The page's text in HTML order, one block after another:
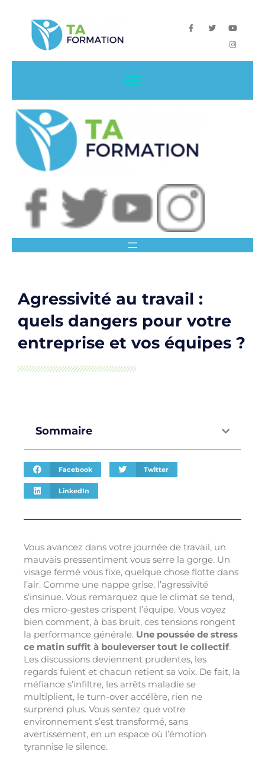
Agressivité au travail :
quels dangers pour votre
entreprise et vos équipes ?
Sommaire
Facebook Twitter
LinkedIn
Vous avancez dans votre journée de travail, un
mauvais pressentiment vous serre la gorge. Un
visage fermé vous fixe, quelque chose flotte dans
l’air. Comme une nappe grise, l’agressivité
s’insinue. Vous remarquez que le climat se tend,
des micro-gestes crispent l’équipe. Vous voyez
bien comment, à bas bruit, ces tensions rongent
la performance générale. Une poussée de stress
ce matin suffit à bouleverser tout le collectif.
Les discussions deviennent prudentes, les
regards fuient et chacun retient sa voix. De fait, la
méfiance s’infiltre, les arrêts maladie se
multiplient, le turn-over accélère, rien ne
surprend plus. Vous sentez que votre
environnement s’est transformé, sans
avertissement, en un espace où l’émotion
tyrannise le silence.